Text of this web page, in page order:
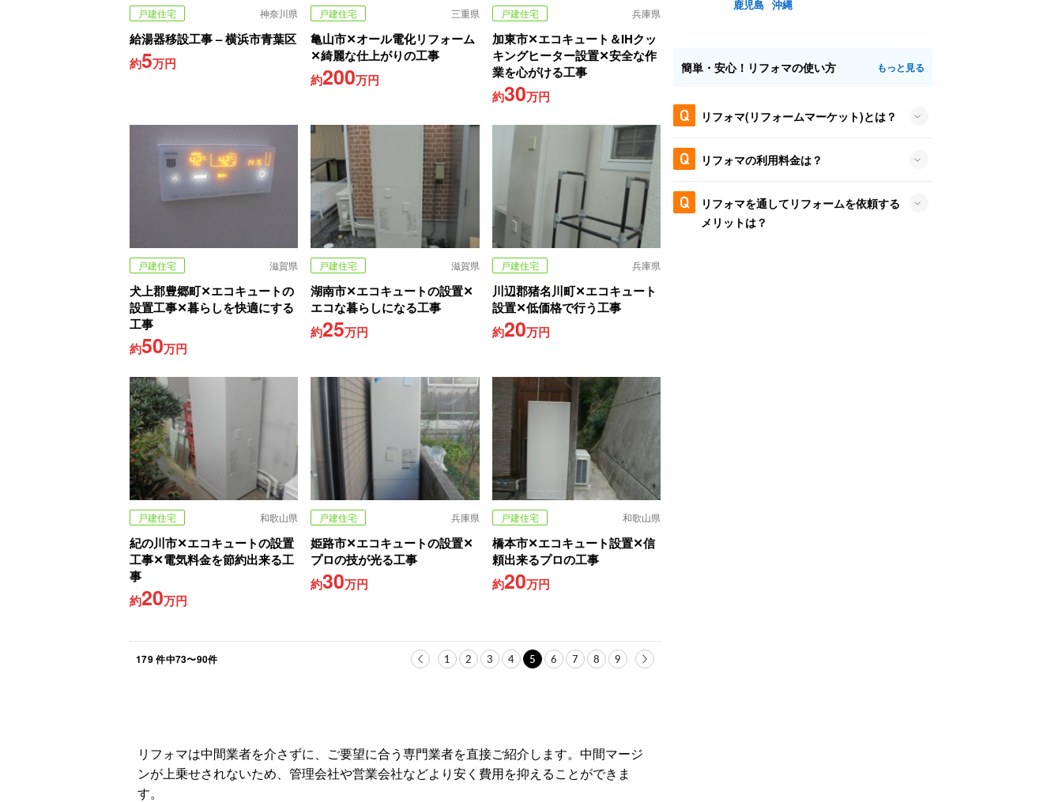
戸建住宅 神奈川県
給湯器移設工事 – 横浜市青葉区
約5万円
戸建住宅 三重県
亀山市✕オール電化リフォーム
✕綺麗な仕上がりの工事
約200万円
戸建住宅 兵庫県
加東市✕エコキュート＆IHクッ
キングヒーター設置✕安全な作
業を心がける工事
約30万円
戸建住宅 滋賀県
犬上郡豊郷町✕エコキュートの
設置工事✕暮らしを快適にする
工事
約50万円
戸建住宅 滋賀県
湖南市✕エコキュートの設置✕
エコな暮らしになる工事
約25万円
戸建住宅 兵庫県
川辺郡猪名川町✕エコキュート
設置✕低価格で行う工事
約20万円
戸建住宅 和歌山県
紀の川市✕エコキュートの設置
工事✕電気料金を節約出来る工
事
約20万円
戸建住宅 兵庫県
姫路市✕エコキュートの設置✕
プロの技が光る工事
約30万円
戸建住宅 和歌山県
橋本市✕エコキュート設置✕信
頼出来るプロの工事
約20万円
179件中73〜90件 1 2 3 4 5 6 7 8 9
リフォマは中間業者を介さずに、ご要望に合う専門業者を直接ご紹介します。中間マージ
ンが上乗せされないため、管理会社や営業会社などより安く費用を抑えることができま
す。
鹿児島 沖縄
簡単・安心！リフォマの使い方 もっと見る
リフォマ(リフォームマーケット)とは？
リフォマの利用料金は？
リフォマを通してリフォームを依頼する
メリットは？